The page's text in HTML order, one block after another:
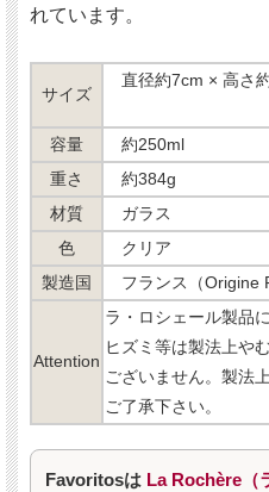
れています。
サイズ
直径約7cm × 高さ
容量
約250ml
重さ
約384g
材質
ガラス
色
クリア
製造国
フランス（Origine
Attention
ラ・ロシェール製品
ヒズミ等は製法上や
ございません。製法
ご了承下さい。
Favoritosは La Rochère（